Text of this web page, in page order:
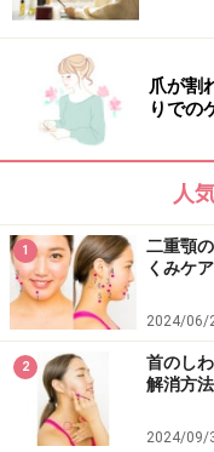
【撮影協力】
撮影／吉井 明 執筆
W ワークアウト フ
ニットカプリパンツ
※記事内容は執筆時点の
い。
※個人の体質、また、誤
不調を引き起こす場合
質及び健康状態を十分に
また、全ての方への有
爪が割
りでの
人
1
二重顎
くみケ
2024/06/
2
首のし
解消方法
2024/09/